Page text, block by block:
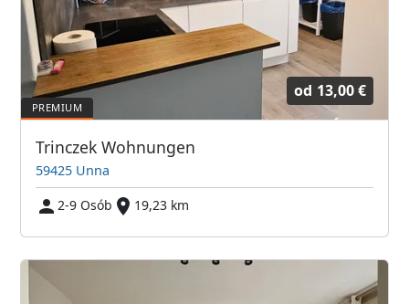
od 13,00 €
Trinczek Wohnungen
59425 Unna
2-9 Osób
19,23 km